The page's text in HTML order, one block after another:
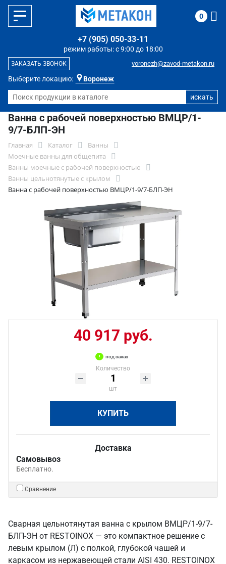
Выберите локацию: Воронеж
режим работы: с 9:00 до 18:00
+7 (905) 050-33-11
voronezh@zavod-metakon.ru
ЗАКАЗАТЬ ЗВОНОК
0
Ванна с рабочей поверхностью ВМЦР/1-
9/7-БЛП-ЭН
Главная Каталог
Ванны
Моечные ванны для общепита
Ванны моечные с рабочей поверхностью
Ванны цельнотянутые с крылом
Ванна с рабочей поверхностью ВМЦР/1-9/7-БЛП-ЭН
40 917 руб.
под заказ
Количество
шт
КУПИТЬ
Доставка
Самовывоз
Бесплатно.
Сравнение
Сварная цельнотянутая ванна с крылом ВМЦР/1-9/7-
БЛП-ЭН от RESTOINOX — это компактное решение с
левым крылом (Л) с полкой, глубокой чашей и
каркасом из нержавеющей стали AISI 430. RESTOINOX